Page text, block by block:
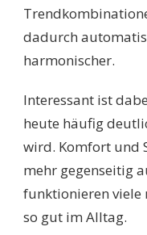
dadurch
harmonischer.
Interessant ist
heute häufig
wird. Komfort und
mehr gegenseitig
funktionieren viele
so gut im Alltag.